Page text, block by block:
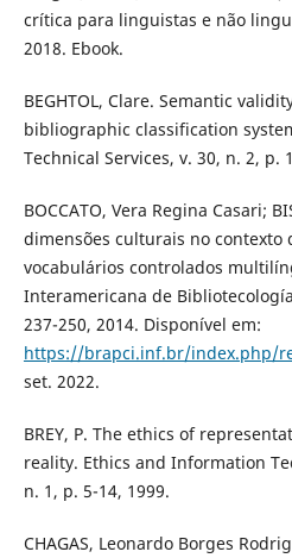
crítica para linguistas e não
2018. Ebook.
BEGHTOL, Clare. Semantic
bibliographic classification
Technical Services, v. 30, n. 2, p.
BOCCATO, Vera Regina Casari;
dimensões culturais no contexto
vocabulários controlados
Interamericana de
237-250, 2014. Disponível em:
https://brapci.inf.br/index.php/
set. 2022.
BREY, P. The ethics of
reality. Ethics and Information
n. 1, p. 5-14, 1999.
CHAGAS, Leonardo Borges